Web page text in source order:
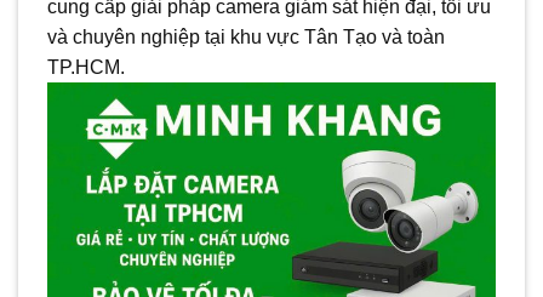
cung cấp giải pháp camera giám sát hiện đại, tối ưu
và chuyên nghiệp tại khu vực Tân Tạo và toàn
TP.HCM.